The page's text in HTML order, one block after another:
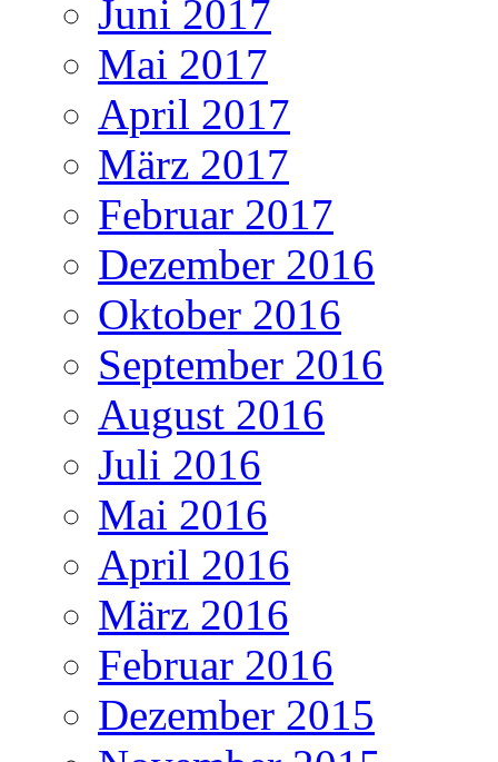
Juni 2017
Mai 2017
April 2017
März 2017
Februar 2017
Dezember 2016
Oktober 2016
September 2016
August 2016
Juli 2016
Mai 2016
April 2016
März 2016
Februar 2016
Dezember 2015